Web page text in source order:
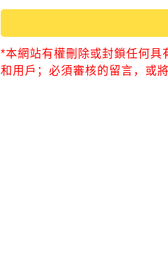
*本網站有權刪除或封鎖任何具
和用戶；必須審核的留言，或